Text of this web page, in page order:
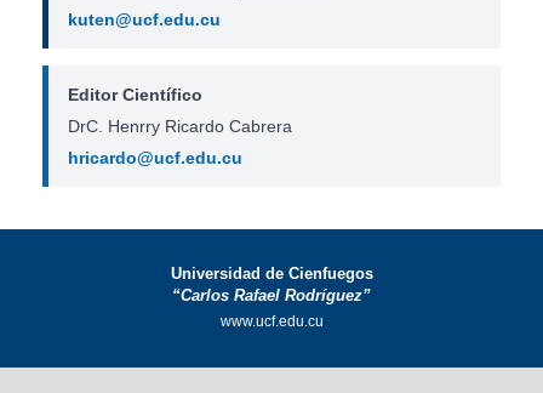
kuten@ucf.edu.cu
Editor Científico
DrC. Henrry Ricardo Cabrera
hricardo@ucf.edu.cu
Universidad de Cienfuegos
“Carlos Rafael Rodríguez”
www.ucf.edu.cu